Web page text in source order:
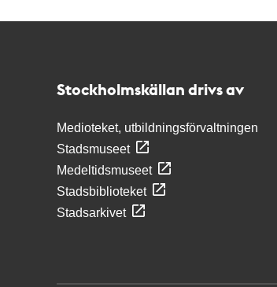
Stockholmskällan drivs av
Medioteket, utbildningsförvaltningen
Stadsmuseet
Medeltidsmuseet
Stadsbiblioteket
Stadsarkivet